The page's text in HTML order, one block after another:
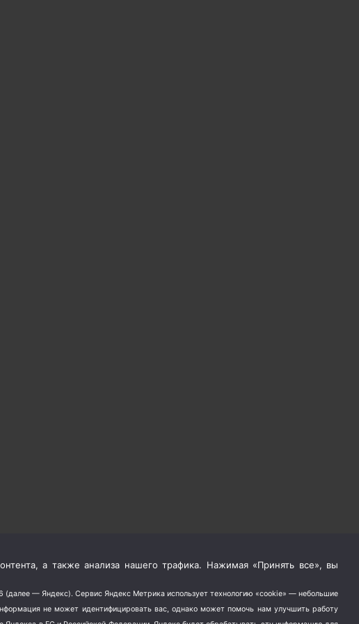
а также анализа нашего трафика. Нажимая «Принять все», вы
(далее — Яндекс). Сервис Яндекс Метрика использует технологию «cookie» — небольшие
не может идентифицировать вас, однако может помочь нам улучшить работу